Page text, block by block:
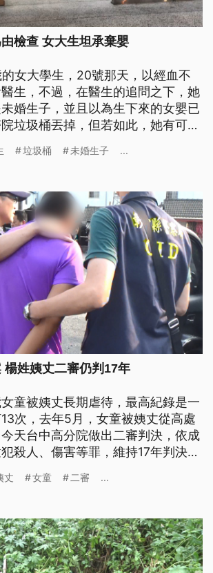
檢查 女大生坦承棄嬰
女大學生，20號那天，以經血不
生，不過，在醫生的追問之下，她
婚生子，並且以為生下來的女嬰已
垃圾桶丟掉，但若如此，她有可能
醫院，說她有不正常的大量經血，
揚說明，「學生她竟然是懷孕了，
波，當下是
垃圾桶 未婚生子 ...
楊姓姨丈二審仍判17年
童被姨丈長期虐待，最高紀錄是一
次，去年5月，女童被姨丈從高處
天台中高分院做出二審判決，依成
殺人、傷害等罪，維持17年判決。
搶救後還是宣告不治。彰基發言人
破皮傷，但是看起來非常的可
入調查後，證
丈 女童 二審 ...